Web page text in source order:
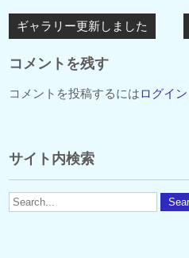
e
b
o
o
投
稿
ナ
ビ
ー
ン
ギャラリー更新しました
コメントを残す
コメントを投稿するにはログイン
サイト内検索